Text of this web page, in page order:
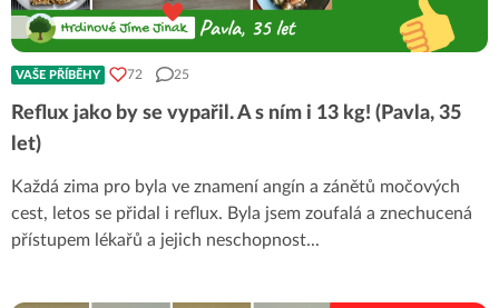
VAŠE PŘÍBĚHY 72 25
Reflux jako by se vypařil. A s ním i 13 kg! (Pavla, 35
let)
Každá zima pro byla ve znamení angín a zánětů močových
cest, letos se přidal i reflux. Byla jsem zoufalá a znechucená
přístupem lékařů a jejich neschopnost...